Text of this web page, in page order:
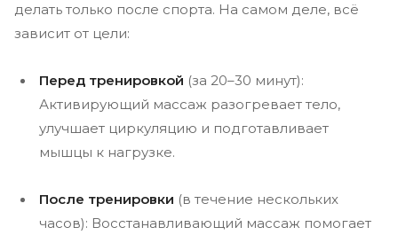
делать только после спорта. На самом деле, всё
зависит от цели:
Перед тренировкой (за 20–30 минут):
Активирующий массаж разогревает тело,
улучшает циркуляцию и подготавливает
мышцы к нагрузке.
После тренировки (в течение нескольких
часов): Восстанавливающий массаж помогает